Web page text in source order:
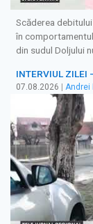
Scăderea
în
din sudul Doljului
INTERVIUL ZILEI
07.08.2026 Andrei